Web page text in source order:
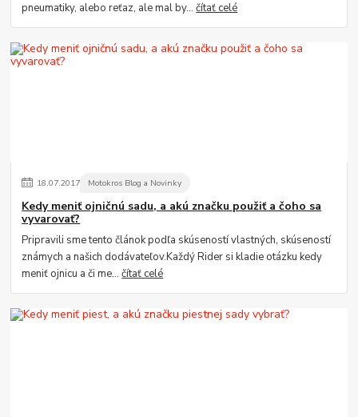
pneumatiky, alebo reťaz, ale mal by...čítať celé
18.07.2017 Motokros Blog a Novinky
Kedy meniť ojničnú sadu, a akú značku použiť a čoho sa
vyvarovať?
Pripravili sme tento článok podľa skúseností vlastných, skúseností
známych a našich dodávateľov.Každý Rider si kladie otázku kedy
meniť ojnicu a či me...čítať celé